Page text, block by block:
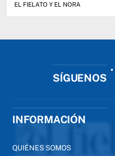
EL FIELATO Y EL NORA
SÍGUENOS
INFORMACIÓN
QUIÉNES SOMOS